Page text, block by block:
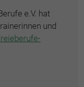
e.V. hat
und